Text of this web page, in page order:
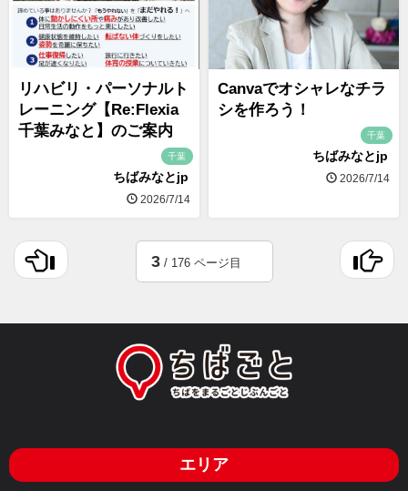
リハビリ・パーソナルト
レーニング【Re:Flexia
千葉みなと】のご案内
千葉
ちばみなとjp
2026/7/14
Canvaでオシャレなチラ
シを作ろう！
千葉
ちばみなとjp
2026/7/14
3/ 176 ページ目
エリア